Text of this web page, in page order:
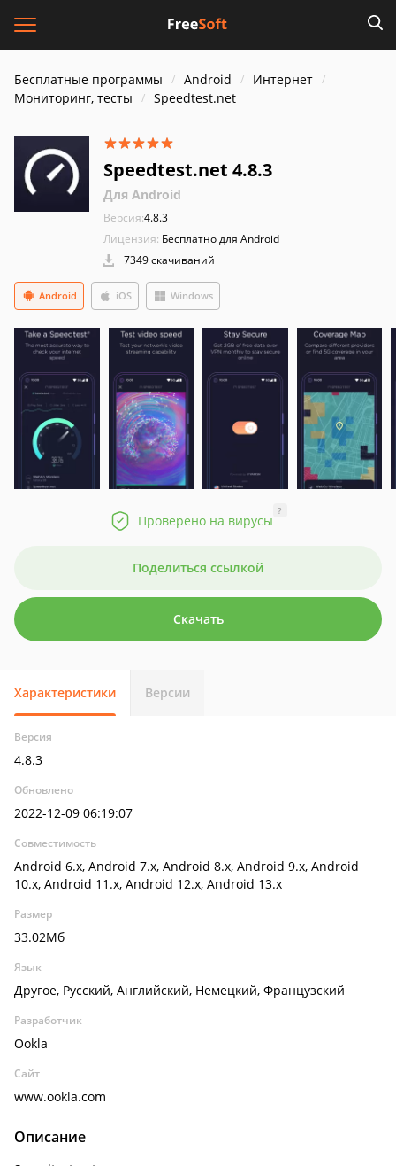
Бесплатные программы Android
Интернет
Мониторинг, тесты
Speedtest.net
Speedtest.net 4.8.3
Для Android
Версия:4.8.3
Лицензия: Бесплатно для Android
7349 скачиваний
iOS
Android Windows
Проверено на вирусы
?
Поделиться ссылкой
Скачать
Характеристики Версии
Версия
4.8.3
Обновлено
2022-12-09 06:19:07
Совместимость
Android 6.x, Android 7.x, Android 8.x, Android 9.x, Android
10.x, Android 11.x, Android 12.x, Android 13.x
Размер
33.02Мб
Язык
Другое, Русский, Английский, Немецкий, Французский
Разработчик
Ookla
Сайт
www.ookla.com
Описание